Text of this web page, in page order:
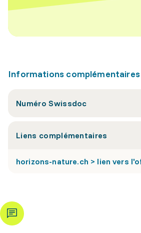
Informations complémentaires
Numéro Swissdoc
Liens complémentaires
horizons-nature.ch > lien vers